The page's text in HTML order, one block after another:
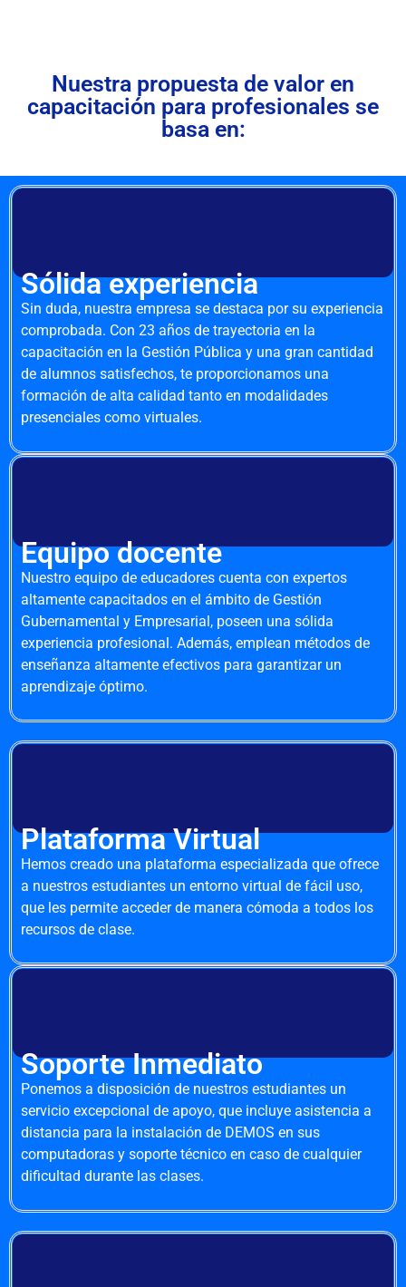
Nuestra propuesta de valor en
capacitación para profesionales se
basa en:
Sólida experiencia
Sin duda, nuestra empresa se destaca por su experiencia
comprobada. Con 23 años de trayectoria en la
capacitación en la Gestión Pública y una gran cantidad
de alumnos satisfechos, te proporcionamos una
formación de alta calidad tanto en modalidades
presenciales como virtuales.
Equipo docente
Nuestro equipo de educadores cuenta con expertos
altamente capacitados en el ámbito de Gestión
Gubernamental y Empresarial, poseen una sólida
experiencia profesional. Además, emplean métodos de
enseñanza altamente efectivos para garantizar un
aprendizaje óptimo.
Plataforma Virtual
Hemos creado una plataforma especializada que ofrece
a nuestros estudiantes un entorno virtual de fácil uso,
que les permite acceder de manera cómoda a todos los
recursos de clase.
Soporte Inmediato
Ponemos a disposición de nuestros estudiantes un
servicio excepcional de apoyo, que incluye asistencia a
distancia para la instalación de DEMOS en sus
computadoras y soporte técnico en caso de cualquier
dificultad durante las clases.